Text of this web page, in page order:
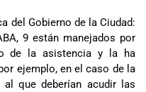
del Gobierno de la Ciudad:
9 están manejados por
de la asistencia y la ha
ejemplo, en el caso de la
que deberían acudir las